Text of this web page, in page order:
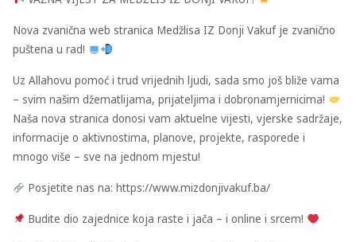
Nova zvanična web stranica Medžlisa IZ Donji Vakuf je zvanično
puštena u rad!
Uz Allahovu pomoć i trud vrijednih ljudi, sada smo još bliže vama
– svim našim džematlijama, prijateljima i dobronamjernicima!
Naša nova stranica donosi vam aktuelne vijesti, vjerske sadržaje,
informacije o aktivnostima, planove, projekte, rasporede i
mnogo više – sve na jednom mjestu!
Posjetite nas na: https://www.mizdonjivakuf.ba/
Budite dio zajednice koja raste i jača – i online i srcem!